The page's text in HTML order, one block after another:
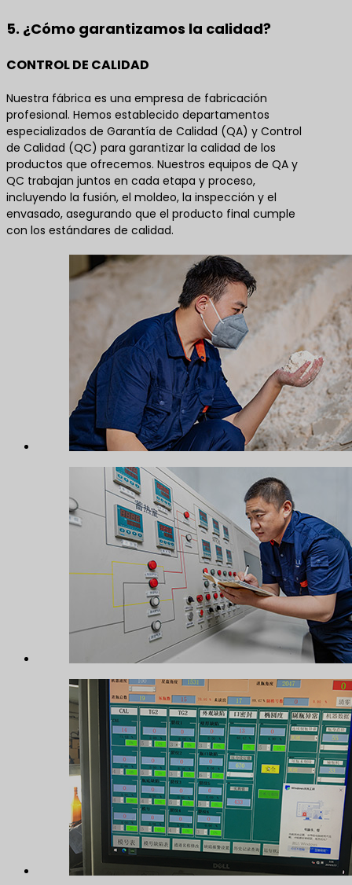
5. ¿Cómo garantizamos la calidad?
CONTROL DE CALIDAD
Nuestra fábrica es una empresa de fabricación
profesional. Hemos establecido departamentos
especializados de Garantía de Calidad (QA) y Control
de Calidad (QC) para garantizar la calidad de los
productos que ofrecemos. Nuestros equipos de QA y
QC trabajan juntos en cada etapa y proceso,
incluyendo la fusión, el moldeo, la inspección y el
envasado, asegurando que el producto final cumple
con los estándares de calidad.